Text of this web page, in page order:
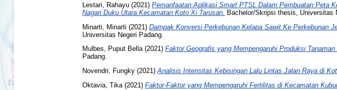
Lestari, Rahayu (2021) Pemanfaatan Aplikasi Smart PTSL Dalam Pembuatan Peta
Nagari Duku Utara Kecamatan Koto Xi Tarusan.
Bachelor/Skripsi thesis, Universitas
Minarti, Minarti (2021) Dampak Konversi Perkebunan Kelapa Sawit Ke Perkebunan
Universitas Negeri Padang.
Mulbes, Puput Bella(2021) Faktor Geografis yang Mempengaruhi Produksi
Padang.
Novendri, Fungky (2021)Analisis Intensitas Kebisingan Lalu Lintas Jalan Raya di
Oktavia, Tika(2021) Faktor-Faktor yang Mempengaruhi Fertilitas di Kecamatan